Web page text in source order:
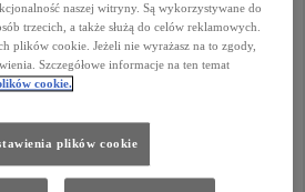
naszej witryny. Są wykorzystywane do
trzecich, a także służą do celów reklamowych.
plików cookie. Jeżeli nie wyrażasz na to zgody,
Szczegółowe informacje na ten temat
cookie.
plików cookie